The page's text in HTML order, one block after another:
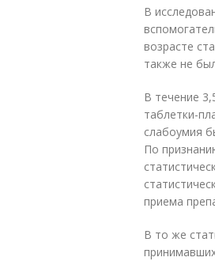
В
возрасте
также не
В течение
таблетки-
слабоумия
По
приема
В то же